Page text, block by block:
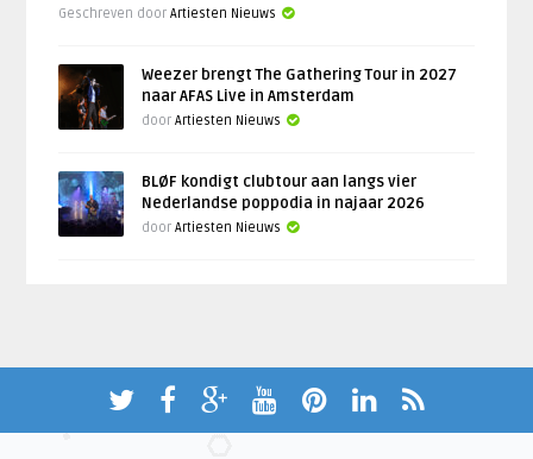
Geschreven doorArtiesten Nieuws
Weezer brengt The Gathering Tour in 2027
naar AFAS Live in Amsterdam
doorArtiesten Nieuws
BLØF kondigt clubtour aan langs vier
Nederlandse poppodia in najaar 2026
doorArtiesten Nieuws